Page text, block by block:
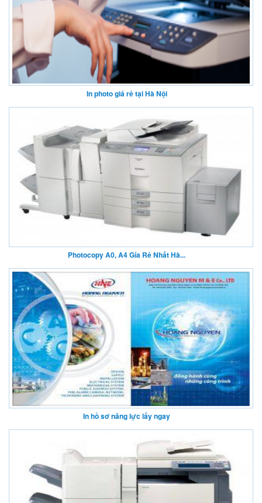
In photo giá rẻ tại Hà Nội
Photocopy A0, A4 Gía Rẻ Nhất Hà...
In hồ sơ năng lực lấy ngay